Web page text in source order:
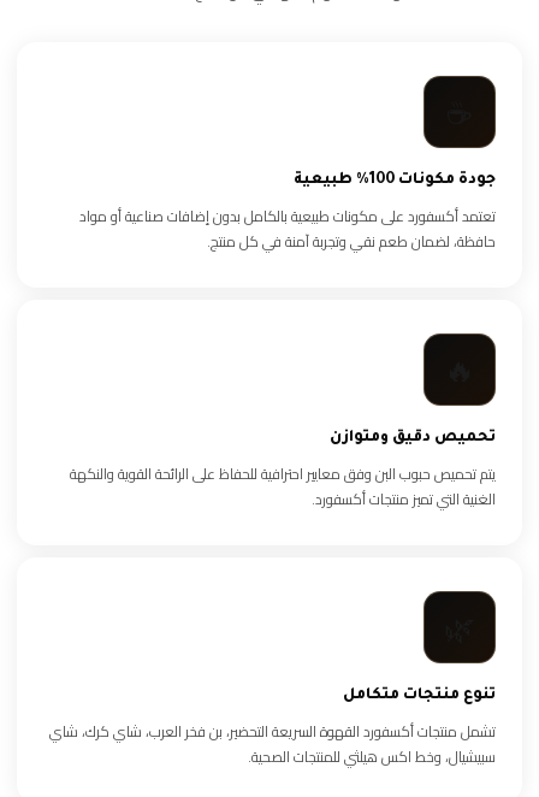
جودة مكونات 100% طبيعية
تعتمد أكسفورد على مكونات طبيعية بالكامل بدون إضافات صناعية أو مواد
حافظة، لضمان طعم نقي وتجربة آمنة في كل منتج.
تحميص دقيق ومتوازن
يتم تحميص حبوب البن وفق معايير احترافية للحفاظ على الرائحة القوية والنكهة
الغنية التي تميز منتجات أكسفورد.
تنوع منتجات متكامل
تشمل منتجات أكسفورد القهوة السريعة التحضير، بن فخر العرب، شاي كرك، شاي
سبيشيال، وخط اكس هيلثي للمنتجات الصحية.